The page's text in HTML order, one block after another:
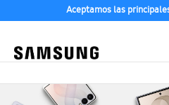
Aceptamos las